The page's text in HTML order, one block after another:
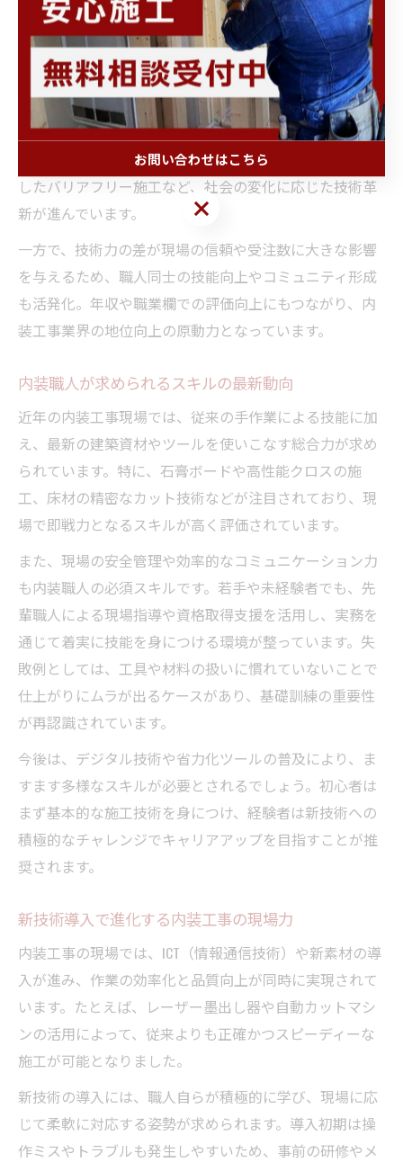
められるため、熟練した職人の手による仕上がりは顧客
満足度に直結します。
業界全体で施工品質の向上や作業効率化を目指す流れが
強まる中、専門技能を持つ内装職人がチームを牽引し、
新しい工法や素材の導入などにも積極的に対応していま
す。例えば、リフォーム需要の拡大や高齢化社会に対応
したバリアフリー施工など、社会の変化に応じた技術革
新が進んでいます。
一方で、技術力の差が現場の信頼や受注数に大きな影響
を与えるため、職人同士の技能向上やコミュニティ形成
も活発化。年収や職業欄での評価向上にもつながり、内
装工事業界の地位向上の原動力となっています。
内装職人が求められるスキルの最新動向
近年の内装工事現場では、従来の手作業による技能に加
え、最新の建築資材やツールを使いこなす総合力が求め
られています。特に、石膏ボードや高性能クロスの施
工、床材の精密なカット技術などが注目されており、現
場で即戦力となるスキルが高く評価されています。
また、現場の安全管理や効率的なコミュニケーション力
も内装職人の必須スキルです。若手や未経験者でも、先
輩職人による現場指導や資格取得支援を活用し、実務を
通じて着実に技能を身につける環境が整っています。失
敗例としては、工具や材料の扱いに慣れていないことで
仕上がりにムラが出るケースがあり、基礎訓練の重要性
が再認識されています。
今後は、デジタル技術や省力化ツールの普及により、ま
すます多様なスキルが必要とされるでしょう。初心者は
まず基本的な施工技術を身につけ、経験者は新技術への
積極的なチャレンジでキャリアアップを目指すことが推
奨されます。
新技術導入で進化する内装工事の現場力
内装工事の現場では、ICT（情報通信技術）や新素材の導
入が進み、作業の効率化と品質向上が同時に実現されて
います。たとえば、レーザー墨出し器や自動カットマシ
ンの活用によって、従来よりも正確かつスピーディーな
施工が可能となりました。
新技術の導入には、職人自らが積極的に学び、現場に応
じて柔軟に対応する姿勢が求められます。導入初期は操
作ミスやトラブルも発生しやすいため、事前の研修やメ
お問い合わせはこちら
お問い合わせはこちら